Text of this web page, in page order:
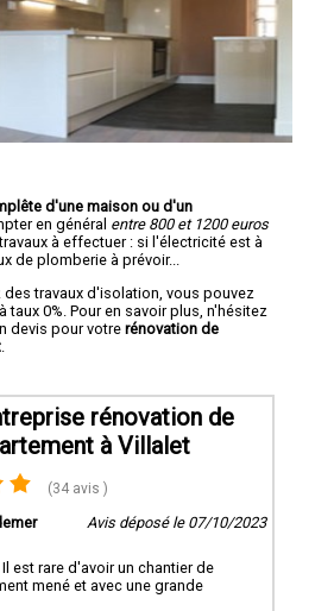
d'une maison ou d'un
en général entre 800 et 1200 euros
à effectuer : si l'électricité est à
de plomberie à prévoir...
des travaux d'isolation, vous pouvez
0%. Pour en savoir plus, n'hésitez
devis pour votre rénovation de
rénovation de
à Villalet
(34 avis )
Avis déposé le 07/10/2023
est rare d'avoir un chantier de
mené et avec une grande